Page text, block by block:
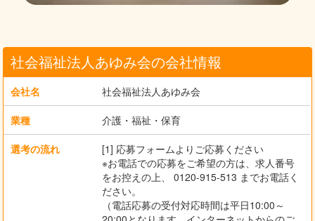
社会福祉法人あゆみ会の会社情報
会社名 社会福祉法人あゆみ会
業種 介護・福祉・保育
選考の流れ
[1] 応募フォームよりご応募ください
※お電話での応募をご希望の方は、求人番号
をお控えの上、 0120-915-513 までお電話く
ださい。
（電話応募の受付対応時間は平日10:00～